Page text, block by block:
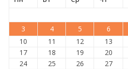
3
4 5 6
10
11 12 13
17
18 19 20
24
25 26 27